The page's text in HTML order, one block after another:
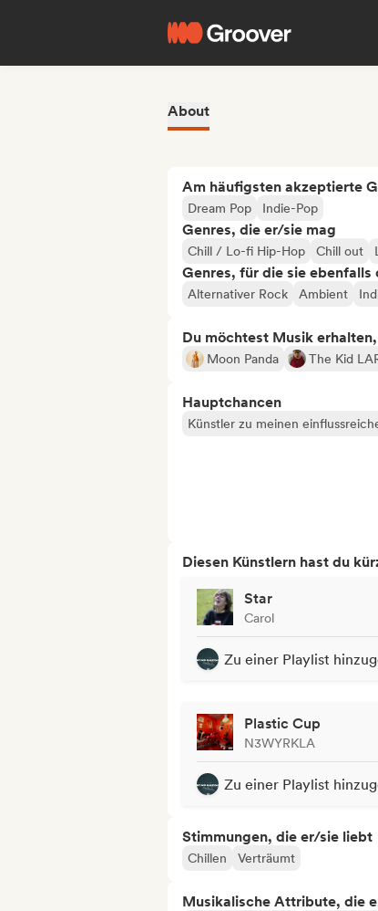
About
Am häufigsten akzeptierte
Dream Pop Indie-Pop
Genres, die er/sie mag
Chill / Lo-fi Hip-Hop Chill out
Genres, für die sie ebenfalls
Alternativer Rock Ambient
Du möchtest Musik
Moon Panda The Kid
Hauptchancen
Künstler zu meinen
Diesen Künstlern hast du
Star
Carol
Zu einer Playlist
Plastic Cup
N3WYRKLA
Zu einer Playlist
Stimmungen, die er/sie liebt
Chillen Verträumt
Musikalische Attribute, die